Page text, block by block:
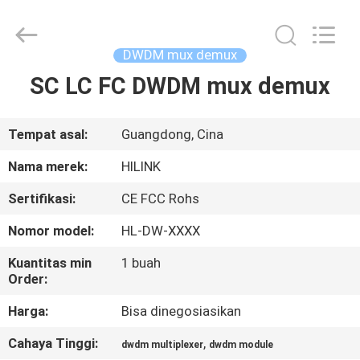
RUMAH
PRODUK
TENTANG
TUR
KONTROL
Technology
Co.,Ltd..
DWDM mux demux
SC LC FC DWDM mux demux
Tempat asal:
Guangdong, Cina
Nama merek:
HILINK
Sertifikasi:
CE FCC Rohs
Nomor model:
HL-DW-XXXX
Kuantitas min
Order:
1 buah
Harga:
Bisa dinegosiasikan
Cahaya Tinggi:
dwdm multiplexer, dwdm module